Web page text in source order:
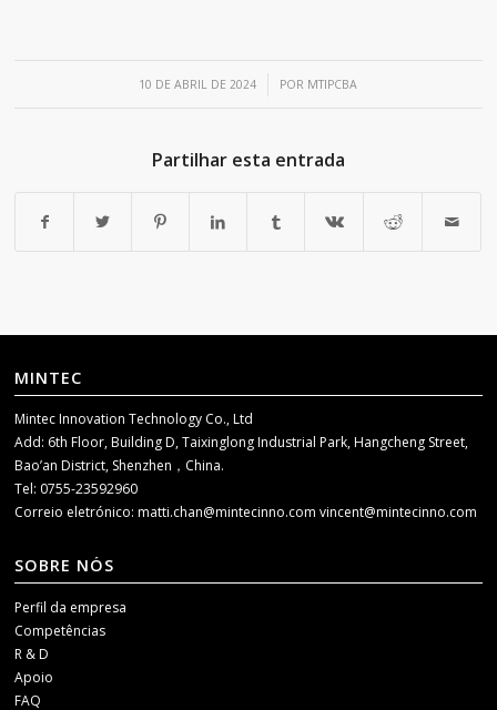
10 DE ABRIL DE 2024
/ POR MTIPCBA
Partilhar esta entrada
MINTEC
Mintec Innovation Technology Co., Ltd
Add: 6th Floor, Building D, Taixinglong Industrial Park, Hangcheng Street,
Bao’an District, Shenzhen，China.
Tel: 0755-23592960
Correio eletrónico:matti.chan@mintecinno.comvincent@mintecinno.com
SOBRE NÓS
Perfil da empresa
Competências
R & D
Apoio
FAQ